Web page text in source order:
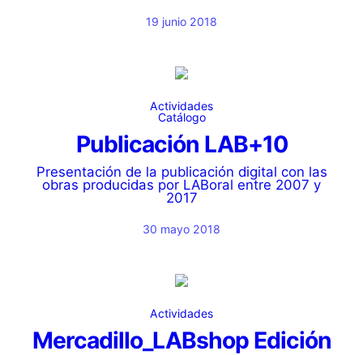
19 junio 2018
Actividades
Catálogo
Publicación LAB+10
Presentación de la publicación digital con las
obras producidas por LABoral entre 2007 y
2017
30 mayo 2018
Actividades
Mercadillo_LABshop Edición